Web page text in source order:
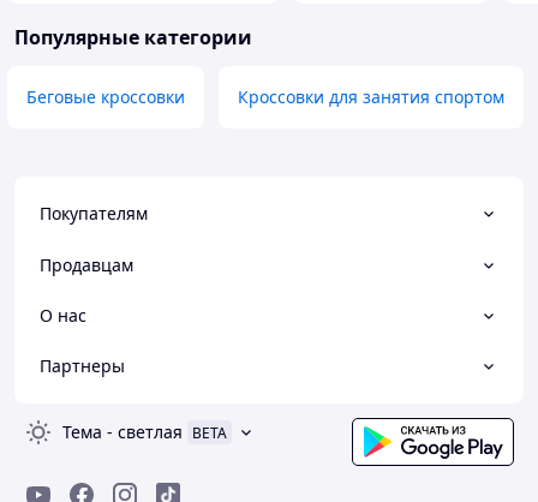
Популярные категории
Беговые кроссовки Кроссовки для занятия спортом
Покупателям
Продавцам
О нас
Партнеры
Тема - светлая BETA